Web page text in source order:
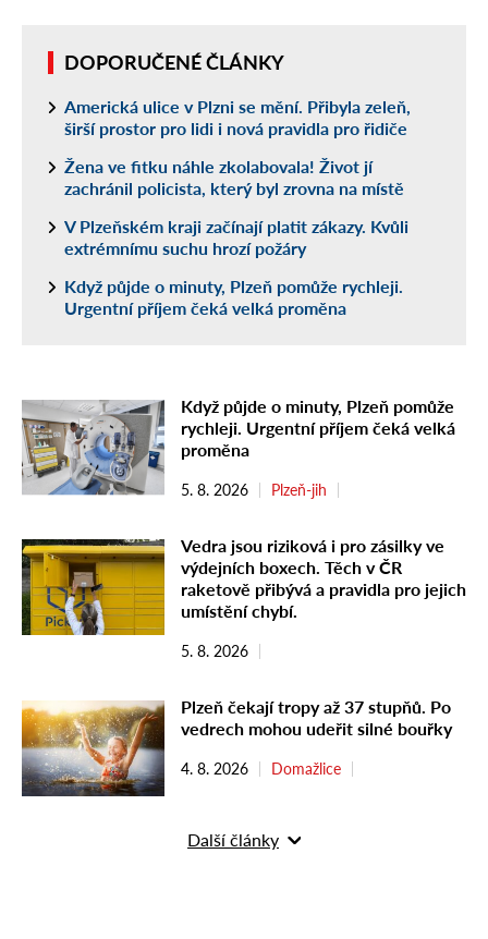
DOPORUČENÉ ČLÁNKY
Americká ulice v Plzni se mění. Přibyla zeleň,
širší prostor pro lidi i nová pravidla pro řidiče
Žena ve fitku náhle zkolabovala! Život jí
zachránil policista, který byl zrovna na místě
V Plzeňském kraji začínají platit zákazy. Kvůli
extrémnímu suchu hrozí požáry
Když půjde o minuty, Plzeň pomůže rychleji.
Urgentní příjem čeká velká proměna
Když půjde o minuty, Plzeň pomůže
rychleji. Urgentní příjem čeká velká
proměna
5. 8. 2026 Plzeň-jih
Vedra jsou riziková i pro zásilky ve
výdejních boxech. Těch v ČR
raketově přibývá a pravidla pro jejich
umístění chybí.
5. 8. 2026
Plzeň čekají tropy až 37 stupňů. Po
vedrech mohou udeřit silné bouřky
4. 8. 2026 Domažlice
Další články